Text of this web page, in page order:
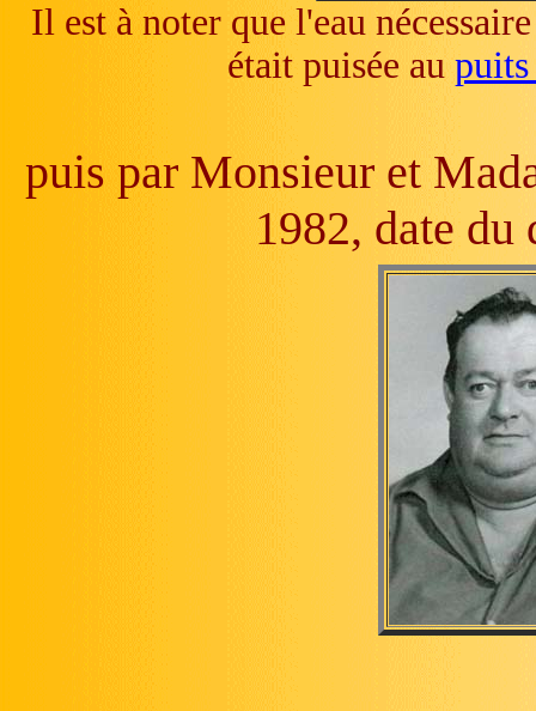
Il est à noter que l'eau
était puisée au
puis par Monsieur et
1982, date